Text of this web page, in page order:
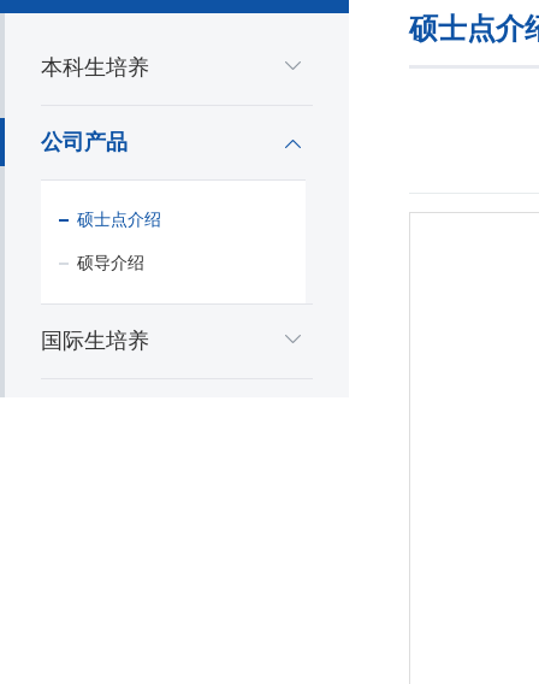
本科生培养
公司产品
硕士点介绍
硕导介绍
国际生培养
硕士点介